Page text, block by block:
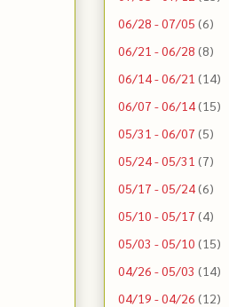
06/28 - 07/05 (6)
06/21 - 06/28 (8)
06/14 - 06/21 (14)
06/07 - 06/14(15)
05/31 - 06/07 (5)
05/24 - 05/31 (7)
05/17 - 05/24(6)
05/10 - 05/17 (4)
05/03 - 05/10 (15)
04/26 - 05/03 (14)
04/19 - 04/26 (12)